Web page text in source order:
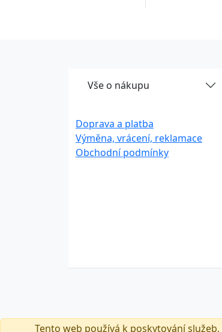
Tento web používá k poskytování
Vše o nákupu
Doprava a platba
Výměna, vrácení, reklamace
Obchodní podmínky